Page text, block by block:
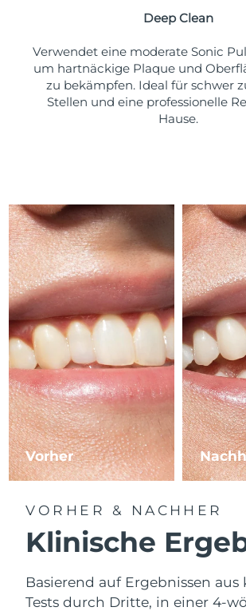
Deep Clean
Verwendet eine moderate Sonic
um hartnäckige Plaque und
zu bekämpfen. Ideal für schwer
Stellen und eine professionelle
Hause.
Vorher
VORHER & NACHHER
Klinische
Basierend auf Ergebnissen aus
Tests durch Dritte, in einer 4-
Thailand
Türkei Erwartete
Vereinigte Arabische
Erwartete
Vereinigte Staaten Erwartete
Usbekistan Erwartete
Vietnam Erwartete